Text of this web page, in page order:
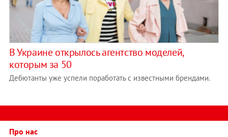
​В Украине открылось агентство моделей,
которым за 50
Дебютанты уже успели поработать с известными брендами.
Про нас